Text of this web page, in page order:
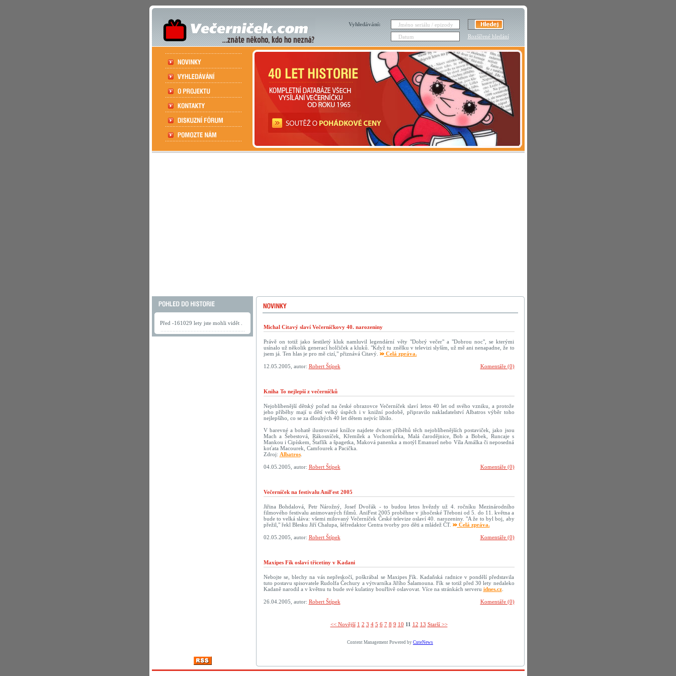
Vyhledávání:
Rozšířené hledání
Před -161029 lety jste mohli vidět .
Michal Citavý slaví Večerníčkovy 40. narozeniny
Právě on totiž jako šestiletý kluk namluvil legendární věty "Dobrý večer" a "Dobrou noc", se kterými
usínalo už několik generací holčiček a kluků. "Když tu znělku v televizi slyším, už mě ani nenapadne, že to
jsem já. Ten hlas je pro mě cizí," přiznává Citavý.
Celá zpráva.
Komentáře (0)
12.05.2005, autor: Robert Štípek
Kniha To nejlepší z večerníčků
Nejoblíbenější dětský pořad na české obrazovce Večerníček slaví letos 40 let od svého vzniku, a protože
jeho příběhy mají u dětí velký úspěch i v knižní podobě, připravilo nakladatelství Albatros výběr toho
nejlepšího, co se za dlouhých 40 let dětem nejvíc líbilo.
V barevné a bohatě ilustrované knížce najdete dvacet příběhů těch nejoblíbenějších postaviček, jako jsou
Mach a Šebestová, Rákosníček, Křemílek a Vochomůrka, Malá čarodějnice, Bob a Bobek, Runcaje s
Mankou i Cipískem, Štaflík a špagetka, Maková panenka a motýl Emanuel nebo Víla Amálka či neposedná
koťata Macourek, Camfourek a Pacička.
Zdroj: Albatros.
Komentáře (0)
04.05.2005, autor: Robert Štípek
Večerníček na festivalu AniFest 2005
Jiřina Bohdalová, Petr Nárožný, Josef Dvořák - to budou letos hvězdy už 4. ročníku Mezinárodního
filmového festivalu animovaných filmů. AniFest 2005 proběhne v jihočeské Třeboni od 5. do 11. května a
bude to velká sláva: všemi milovaný Večerníček České televize oslaví 40. narozeniny. "A že to byl boj, aby
přežil," řekl Blesku Jiří Chalupa, šéfredaktor Centra tvorby pro děti a mládež ČT.
Celá zpráva.
Komentáře (0)
02.05.2005, autor: Robert Štípek
Maxipes Fík oslaví třicetiny v Kadani
Nebojte se, blechy na vás nepřeskočí, poškrábal se Maxipes Fík. Kadaňská radnice v pondělí představila
tuto postavu spisovatele Rudolfa Čechury a výtvarníka Jiřího Šalamouna. Fík se totiž před 30 lety nedaleko
Kadaně narodil a v květnu tu bude své kulatiny bouřlivě oslavovat. Více na stránkách serveru idnes.cz.
Komentáře (0)
26.04.2005, autor: Robert Štípek
<< Novější­ 1 2 3 4 5 6 7 8 9 10 11 12 13 Starší >>
Content Management Powered by CuteNews